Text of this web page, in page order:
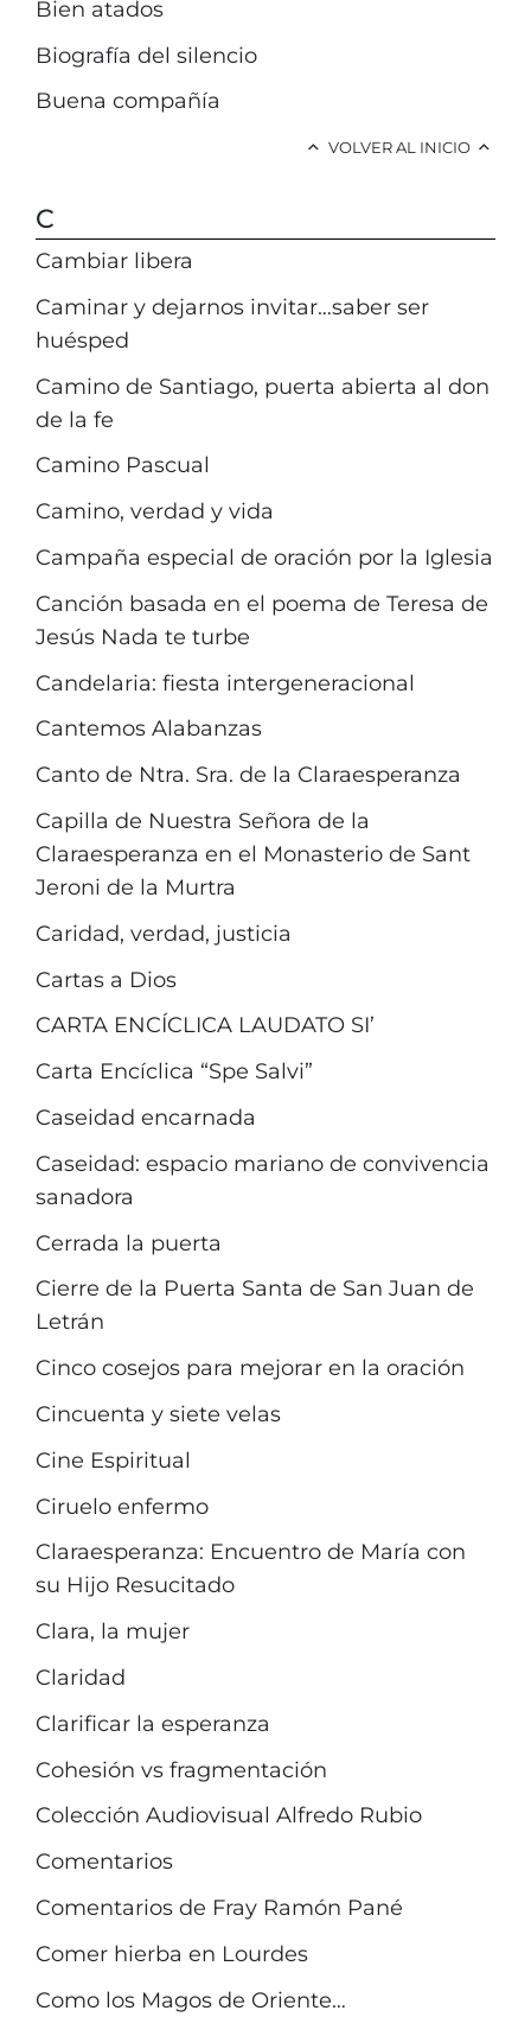
Bien atados
Biografía del silencio
Buena compañía
VOLVER AL INICIO
C
Cambiar libera
Caminar y dejarnos invitar…saber ser
huésped
Camino de Santiago, puerta abierta al don
de la fe
Camino Pascual
Camino, verdad y vida
Campaña especial de oración por la Iglesia
Canción basada en el poema de Teresa de
Jesús Nada te turbe
Candelaria: fiesta intergeneracional
Cantemos Alabanzas
Canto de Ntra. Sra. de la Claraesperanza
Capilla de Nuestra Señora de la
Claraesperanza en el Monasterio de Sant
Jeroni de la Murtra
Caridad, verdad, justicia
Cartas a Dios
CARTA ENCÍCLICA LAUDATO SI’
Carta Encíclica “Spe Salvi”
Caseidad encarnada
Caseidad: espacio mariano de convivencia
sanadora
Cerrada la puerta
Cierre de la Puerta Santa de San Juan de
Letrán
Cinco cosejos para mejorar en la oración
Cincuenta y siete velas
Cine Espiritual
Ciruelo enfermo
Claraesperanza: Encuentro de María con
su Hijo Resucitado
Clara, la mujer
Claridad
Clarificar la esperanza
Cohesión vs fragmentación
Colección Audiovisual Alfredo Rubio
Comentarios
Comentarios de Fray Ramón Pané
Comer hierba en Lourdes
Como los Magos de Oriente…